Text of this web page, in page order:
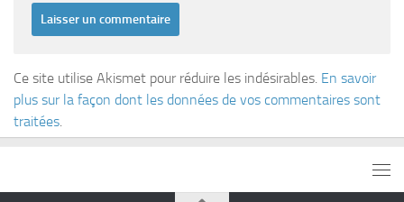
Ce site utilise Akismet pour réduire les indésirables. En savoir
plus sur la façon dont les données de vos commentaires sont
traitées.